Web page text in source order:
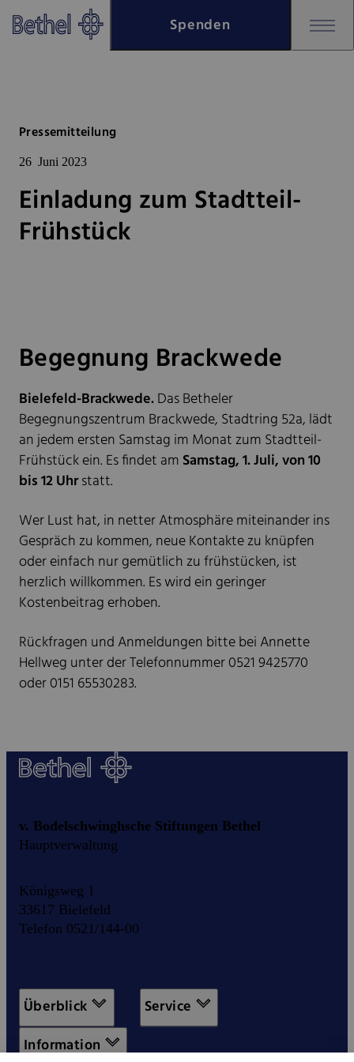
Zum Hauptinhalt springen
Zur Fußzeile springen
Spenden
Pressemitteilung
26 Juni 2023
Einladung zum Stadtteil-
Frühstück
Begegnung Brackwede
Bielefeld-Brackwede.Das Betheler
Begegnungszentrum Brackwede, Stadtring 52a, lädt
an jedem ersten Samstag im Monat zum Stadtteil-
Frühstück ein. Es findet am Samstag, 1. Juli, von 10
bis 12 Uhrstatt.
Wer Lust hat, in netter Atmosphäre miteinander ins
Gespräch zu kommen, neue Kontakte zu knüpfen
oder einfach nur gemütlich zu frühstücken, ist
herzlich willkommen. Es wird ein geringer
Kostenbeitrag erhoben.
Rückfragen und Anmeldungen bitte bei Annette
Hellweg unter der Telefonnummer 0521 9425770
oder 0151 65530283.
v. Bodelschwinghsche Stiftungen Bethel
Hauptverwaltung
Königsweg 1
33617 Bielefeld
Telefon 0521/144-00
Überblick
Service
Information